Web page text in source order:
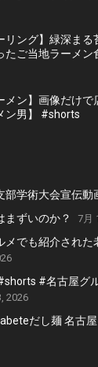
リング】緑深ま
たご当地ラーメン
メン】画像だけ
ン男】 #shorts
部学術大会宣伝動
まずいのか？ 7月
メでも紹介され
#名古屋グ
2026
だし麺 名古